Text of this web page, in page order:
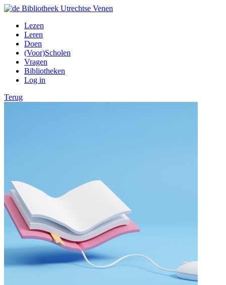
Lezen
Leren
Doen
(Voor)Scholen
Vragen
Bibliotheken
Log in
Terug